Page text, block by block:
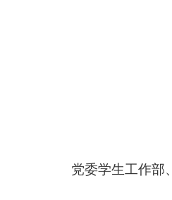
党委学生工作部